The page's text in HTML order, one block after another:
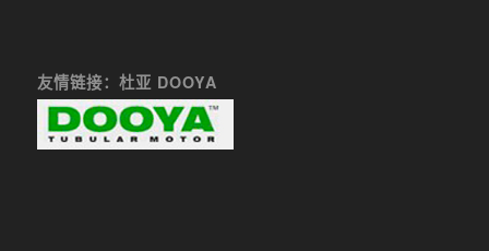
友情链接：杜亚 DOOYA